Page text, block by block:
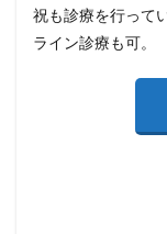
祝も診療を行って
ライン診療も可。